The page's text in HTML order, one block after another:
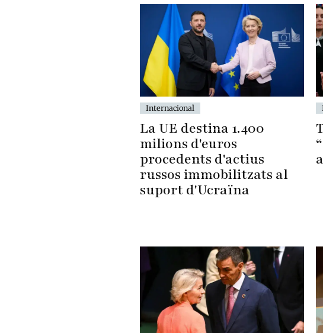
Internacional
La UE destina 1.400
milions d'euros
procedents d'actius
russos immobilitzats al
suport d'Ucraïna